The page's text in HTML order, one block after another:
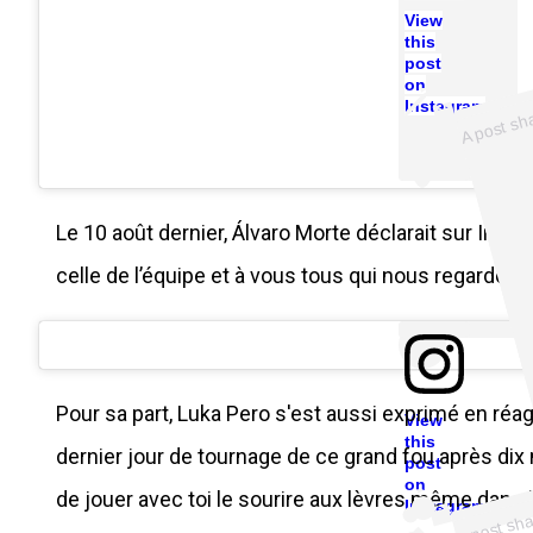
View
this
post
on
Instagram
Le 10 août dernier, Álvaro Morte déclarait sur
celle de l’équipe et à vous tous qui nous
View
this
post
on
Instagram
Pour sa part, Luka Pero s'est aussi exprimé en
dernier jour de tournage de ce grand fou après
de jouer avec toi le sourire aux lèvres même